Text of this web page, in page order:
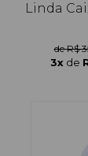
Linda
de R$
3x de